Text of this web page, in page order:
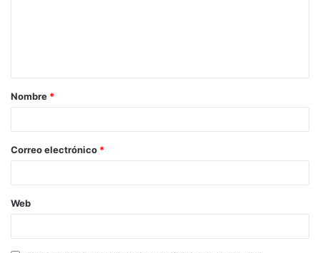
Nombre *
Correo electrónico *
Web